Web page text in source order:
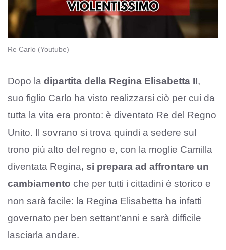
Re Carlo (Youtube)
Dopo la dipartita della Regina Elisabetta II,
suo figlio Carlo ha visto realizzarsi ciò per cui da
tutta la vita era pronto: è diventato Re del Regno
Unito. Il sovrano si trova quindi a sedere sul
trono più alto del regno e, con la moglie Camilla
diventata Regina, si prepara ad affrontare un
cambiamento che per tutti i cittadini è storico e
non sarà facile: la Regina Elisabetta ha infatti
governato per ben settant’anni e sarà difficile
lasciarla andare.